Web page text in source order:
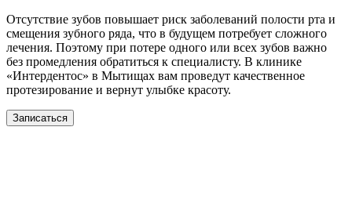
Отсутствие зубов повышает риск заболеваний полости рта и
смещения зубного ряда, что в будущем потребует сложного
лечения. Поэтому при потере одного или всех зубов важно
без промедления обратиться к специалисту. В клинике
«Интердентос» в Мытищах вам проведут качественное
протезирование и вернут улыбке красоту.
Записаться